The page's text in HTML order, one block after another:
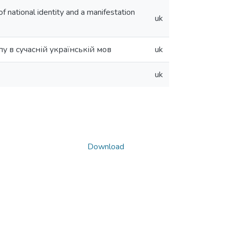
national identity and a manifestation
uk
сучасній українській мов uk
uk
Download